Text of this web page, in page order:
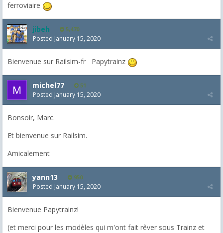
ferroviaire
jibeh 5,470
Posted January 15, 2020
Bienvenue sur Railsim-fr Papytrainz
michel77 51
Posted January 15, 2020
Bonsoir, Marc.
Et bienvenue sur Railsim.
Amicalement
yann13 950
Posted January 15, 2020
Bienvenue Papytrainz!
(et merci pour les modèles qui m'ont fait rêver sous Trainz et